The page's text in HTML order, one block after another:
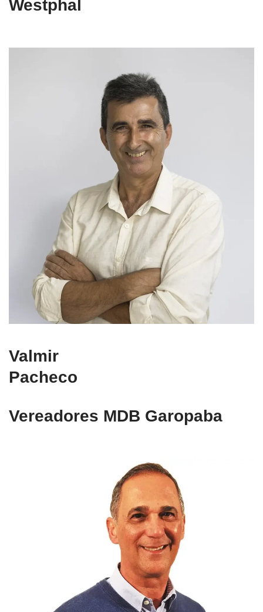
Westphal
Valmir
Pacheco
Vereadores MDB Garopaba